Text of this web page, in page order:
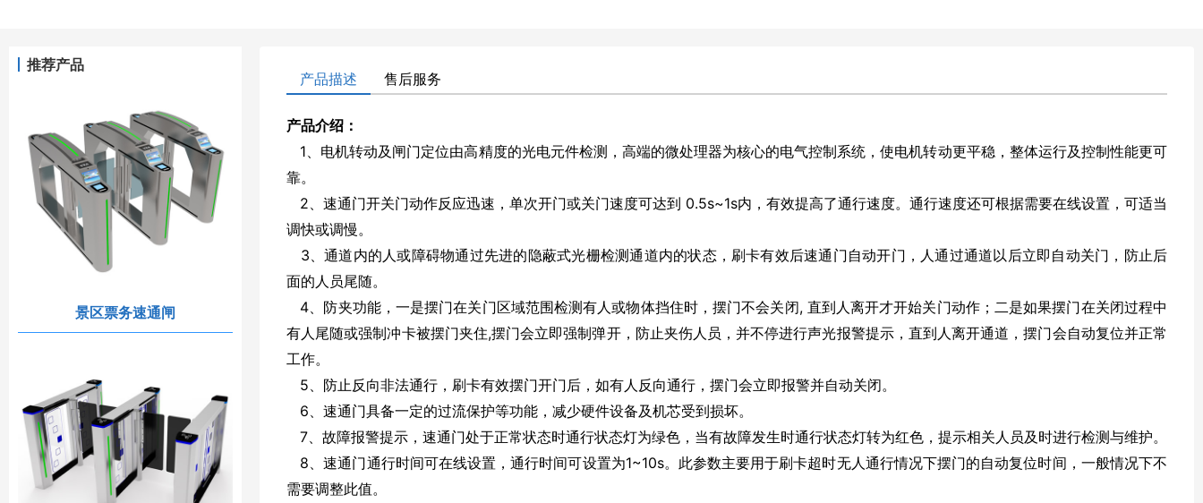
推荐产品
景区票务速通闸
产品描述 售后服务
产品介绍：
1、电机转动及闸门定位由高精度的光电元件检测，高端的微处理器为核心的电气控制系统，使电机转动更平稳，整体运行及控制性能更可
靠。
2、速通门开关门动作反应迅速，单次开门或关门速度可达到 0.5s~1s内，有效提高了通行速度。通行速度还可根据需要在线设置，可适当
调快或调慢。
3、通道内的人或障碍物通过先进的隐蔽式光栅检测通道内的状态，刷卡有效后速通门自动开门，人通过通道以后立即自动关门，防止后
面的人员尾随。
4、防夹功能，一是摆门在关门区域范围检测有人或物体挡住时，摆门不会关闭, 直到人离开才开始关门动作；二是如果摆门在关闭过程中
有人尾随或强制冲卡被摆门夹住,摆门会立即强制弹开，防止夹伤人员，并不停进行声光报警提示，直到人离开通道，摆门会自动复位并正常
工作。
5、防止反向非法通行，刷卡有效摆门开门后，如有人反向通行，摆门会立即报警并自动关闭。
6、速通门具备一定的过流保护等功能，减少硬件设备及机芯受到损坏。
7、故障报警提示，速通门处于正常状态时通行状态灯为绿色，当有故障发生时通行状态灯转为红色，提示相关人员及时进行检测与维护。
8、速通门通行时间可在线设置，通行时间可设置为1~10s。此参数主要用于刷卡超时无人通行情况下摆门的自动复位时间，一般情况下不
需要调整此值。